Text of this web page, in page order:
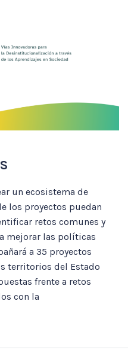
un ecosistema de
los proyectos puedan
retos comunes y
mejorar las políticas
a 35 proyectos
territorios del Estado
frente a retos
con la